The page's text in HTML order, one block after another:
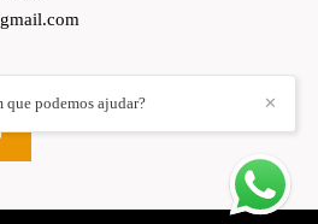
✕
que podemos ajudar?